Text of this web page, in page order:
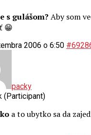
s gulášom? Aby som
😁
2006 o 6:50
packy
(Participant)
a to ubytko sa da